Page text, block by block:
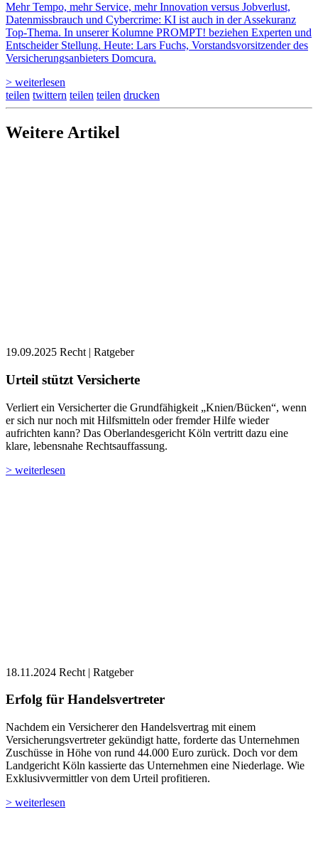
Mehr Tempo, mehr Service, mehr Innovation versus Jobverlust,
Datenmissbrauch und Cybercrime: KI ist auch in der Assekuranz
Top-Thema. In unserer Kolumne PROMPT! beziehen Experten und
Entscheider Stellung. Heute: Lars Fuchs, Vorstandsvorsitzender des
Versicherungsanbieters Domcura.
> weiterlesen
teilen twittern teilen teilen drucken
Weitere Artikel
19.09.2025 Recht | Ratgeber
Urteil stützt Versicherte
Verliert ein Versicherter die Grundfähigkeit „Knien/Bücken“, wenn
er sich nur noch mit Hilfsmitteln oder fremder Hilfe wieder
aufrichten kann? Das Oberlandesgericht Köln vertritt dazu eine
klare, lebensnahe Rechtsauffassung.
> weiterlesen
18.11.2024 Recht | Ratgeber
Erfolg für Handelsvertreter
Nachdem ein Versicherer den Handelsvertrag mit einem
Versicherungsvertreter gekündigt hatte, forderte das Unternehmen
Zuschüsse in Höhe von rund 44.000 Euro zurück. Doch vor dem
Landgericht Köln kassierte das Unternehmen eine Niederlage. Wie
Exklusivvermittler von dem Urteil profitieren.
> weiterlesen